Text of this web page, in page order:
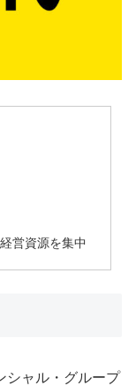
営資源を集中
シャル・グループ